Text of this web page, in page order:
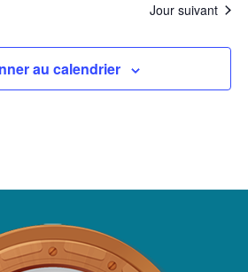
Jour suivant
au calendrier